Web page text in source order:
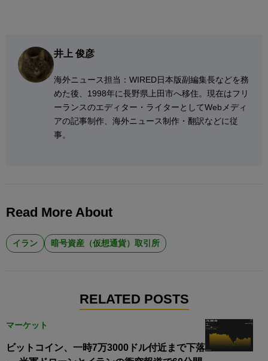
井上 俊彦
海外ニュース担当：WIRED日本版副編集長などを務
めた後、1998年に長野県上田市へ移住。現在はフリ
ーランスのエディター・ライターとしてWebメディ
アの記事制作、海外ニュース制作・翻訳などに従
事。
Read More About
イラン 暗号資産（仮想通貨）取引所
RELATED POSTS
マーケット
ビットコイン、一時7万3000ドル付近まで下落